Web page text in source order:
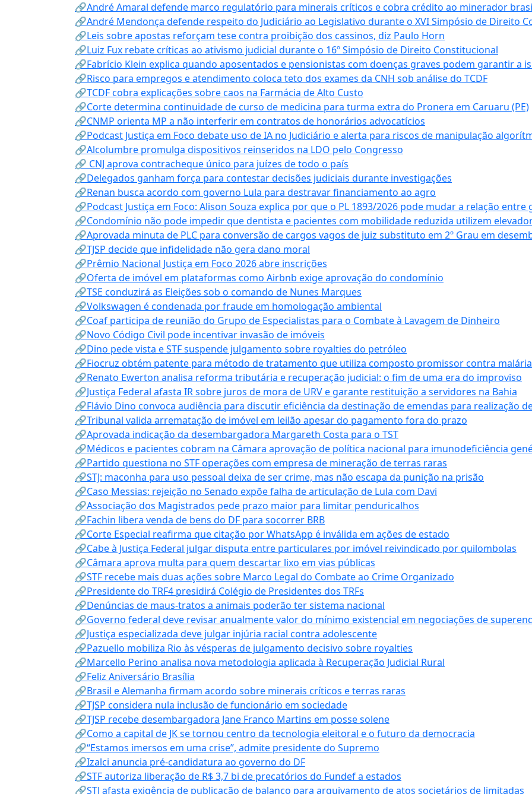
🔗André Amaral defende marco regulatório para minerais críticos e cobra crédito ao minerador
🔗André Mendonça defende respeito do Judiciário ao Legislativo durante o XVI Simpósio de Direito
🔗Leis sobre apostas reforçam tese contra proibição dos cassinos, diz Paulo Horn
🔗Luiz Fux rebate críticas ao ativismo judicial durante o 16º Simpósio de Direito Constitucional
🔗Fabrício Klein explica quando aposentados e pensionistas com doenças graves podem garantir a
🔗Risco para empregos e atendimento coloca teto dos exames da CNH sob análise do TCDF
🔗TCDF cobra explicações sobre caos na Farmácia de Alto Custo
🔗Corte determina continuidade de curso de medicina para turma extra do Pronera em Caruaru (PE)
🔗CNMP orienta MP a não interferir em contratos de honorários advocatícios
🔗Podcast Justiça em Foco debate uso de IA no Judiciário e alerta para riscos de manipulação
🔗Alcolumbre promulga dispositivos reinseridos na LDO pelo Congresso
🔗 CNJ aprova contracheque único para juízes de todo o país
🔗Delegados ganham força para contestar decisões judiciais durante investigações
🔗Renan busca acordo com governo Lula para destravar financiamento ao agro
🔗Podcast Justiça em Foco: Alison Souza explica por que o PL 1893/2026 pode mudar a relação
🔗Condomínio não pode impedir que dentista e pacientes com mobilidade reduzida utilizem
🔗Aprovada minuta de PLC para conversão de cargos vagos de juiz substituto em 2º Grau em
🔗TJSP decide que infidelidade não gera dano moral
🔗Prêmio Nacional Justiça em Foco 2026 abre inscrições
🔗Oferta de imóvel em plataformas como Airbnb exige aprovação do condomínio
🔗TSE conduzirá as Eleições sob o comando de Nunes Marques
🔗Volkswagen é condenada por fraude em homologação ambiental
🔗Coaf participa de reunião do Grupo de Especialistas para o Combate à Lavagem de Dinheiro
🔗Novo Código Civil pode incentivar invasão de imóveis
🔗Dino pede vista e STF suspende julgamento sobre royalties do petróleo
🔗Fiocruz obtém patente para método de tratamento que utiliza composto promissor contra
🔗Renato Ewerton analisa reforma tributária e recuperação judicial: o fim de uma era do improviso
🔗Justiça Federal afasta IR sobre juros de mora de URV e garante restituição a servidores na Bahia
🔗Flávio Dino convoca audiência para discutir eficiência da destinação de emendas para realização
🔗Tribunal valida arrematação de imóvel em leilão apesar do pagamento fora do prazo
🔗Aprovada indicação da desembargadora Margareth Costa para o TST
🔗Médicos e pacientes cobram na Câmara aprovação de política nacional para imunodeficiência
🔗Partido questiona no STF operações com empresa de mineração de terras raras
🔗STJ: maconha para uso pessoal deixa de ser crime, mas não escapa da punição na prisão
🔗Caso Messias: rejeição no Senado expõe falha de articulação de Lula com Davi
🔗Associação dos Magistrados pede prazo maior para limitar penduricalhos
🔗Fachin libera venda de bens do DF para socorrer BRB
🔗Corte Especial reafirma que citação por WhatsApp é inválida em ações de estado
🔗Cabe à Justiça Federal julgar disputa entre particulares por imóvel reivindicado por quilombolas
🔗Câmara aprova multa para quem descartar lixo em vias públicas
🔗STF recebe mais duas ações sobre Marco Legal do Combate ao Crime Organizado
🔗Presidente do TRF4 presidirá Colégio de Presidentes dos TRFs
🔗Denúncias de maus-tratos a animais poderão ter sistema nacional
🔗Governo federal deve revisar anualmente valor do mínimo existencial em negociações de
🔗Justiça especializada deve julgar injúria racial contra adolescente
🔗Pazuello mobiliza Rio às vésperas de julgamento decisivo sobre royalties
🔗Marcello Perino analisa nova metodologia aplicada à Recuperação Judicial Rural
🔗Feliz Aniversário Brasília
🔗Brasil e Alemanha firmam acordo sobre minerais críticos e terras raras
🔗TJSP considera nula inclusão de funcionário em sociedade
🔗TJSP recebe desembargadora Jane Franco Martins em posse solene
🔗Como a capital de JK se tornou centro da tecnologia eleitoral e o futuro da democracia
🔗“Estamos imersos em uma crise”, admite presidente do Supremo
🔗Izalci anuncia pré-candidatura ao governo do DF
🔗STF autoriza liberação de R$ 3,7 bi de precatórios do Fundef a estados
🔗STJ afasta exigência de publicação de balanço para arquivamento de atos societários de limitadas